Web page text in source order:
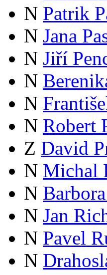
N Patrik
N Jana
N Jiří
N
N
N Robert
Z David
N Michal
N
N Jan
N Pavel
N